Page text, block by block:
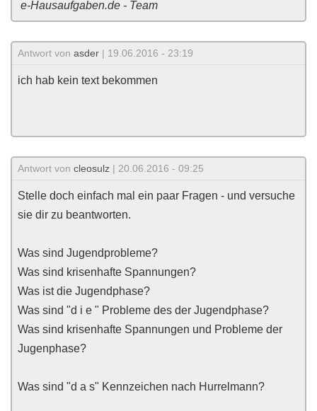
e-Hausaufgaben.de - Team
Antwort von asder | 19.06.2016 - 23:19
ich hab kein text bekommen
Antwort von cleosulz | 20.06.2016 - 09:25
Stelle doch einfach mal ein paar Fragen - und versuche
sie dir zu beantworten.
Was sind Jugendprobleme?
Was sind krisenhafte Spannungen?
Was ist die Jugendphase?
Was sind "d i e " Probleme des der Jugendphase?
Was sind krisenhafte Spannungen und Probleme der
Jugenphase?
Was sind "d a s" Kennzeichen nach Hurrelmann?